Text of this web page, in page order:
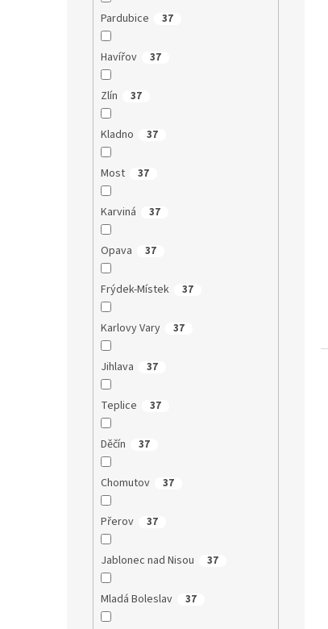
Pardubice 37
Havířov 37
Zlín 37
Kladno 37
Most 37
Karviná 37
Opava 37
Frýdek-Místek 37
Karlovy Vary 37
Jihlava 37
Teplice 37
Děčín 37
Chomutov 37
Přerov 37
Jablonec nad Nisou 37
Mladá Boleslav 37